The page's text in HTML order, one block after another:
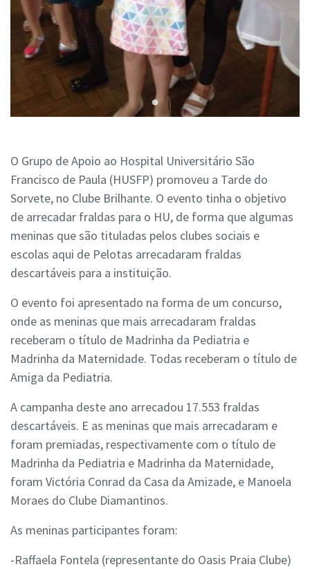
O Grupo de Apoio ao Hospital Universitário São
Francisco de Paula (HUSFP) promoveu a Tarde do
Sorvete, no Clube Brilhante. O evento tinha o objetivo
de arrecadar fraldas para o HU, de forma que algumas
meninas que são tituladas pelos clubes sociais e
escolas aqui de Pelotas arrecadaram fraldas
descartáveis para a instituição.
O evento foi apresentado na forma de um concurso,
onde as meninas que mais arrecadaram fraldas
receberam o título de Madrinha da Pediatria e
Madrinha da Maternidade. Todas receberam o título de
Amiga da Pediatria.
A campanha deste ano arrecadou 17.553 fraldas
descartáveis. E as meninas que mais arrecadaram e
foram premiadas, respectivamente com o título de
Madrinha da Pediatria e Madrinha da Maternidade,
foram Victória Conrad da Casa da Amizade, e Manoela
Moraes do Clube Diamantinos.
As meninas participantes foram:
-Raffaela Fontela (representante do Oasis Praia Clube)